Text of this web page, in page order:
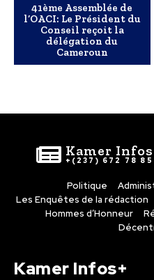
41ème Assemblée de
l’OACI: Le Président du
Conseil reçoit la
délégation du
Cameroun
Kamer Infos
+(237) 672 78 85
Politique
Les Enquêtes de la rédaction
Hommes d’Honneur
Kamer Infos+